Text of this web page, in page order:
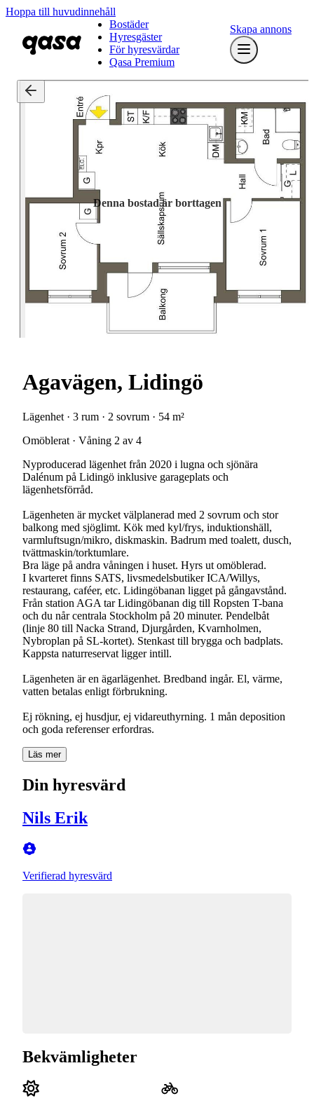
Hoppa till huvudinnehåll
Bostäder
Hyresgäster
För hyresvärdar
Qasa Premium
Skapa annons
Denna bostad är borttagen
Agavägen, Lidingö
Lägenhet · 3 rum · 2 sovrum · 54 m²
Omöblerat · Våning 2 av 4
Nyproducerad lägenhet från 2020 i lugna och sjönära
Dalénum på Lidingö inklusive garageplats och
lägenhetsförråd.
Lägenheten är mycket välplanerad med 2 sovrum och stor
balkong med sjöglimt. Kök med kyl/frys, induktionshäll,
varmluftsugn/mikro, diskmaskin. Badrum med toalett, dusch,
tvättmaskin/torktumlare.
Bra läge på andra våningen i huset. Hyrs ut omöblerad.
I kvarteret finns SATS, livsmedelsbutiker ICA/Willys,
restaurang, caféer, etc. Lidingöbanan ligget på gångavstånd.
Från station AGA tar Lidingöbanan dig till Ropsten T-bana
och du når centrala Stockholm på 20 minuter. Pendelbåt
(linje 80 till Nacka Strand, Djurgården, Kvarnholmen,
Nybroplan på SL-kortet). Stenkast till brygga och badplats.
Kappsta naturreservat ligger intill.
Lägenheten är en ägarlägenhet. Bredband ingår. El, värme,
vatten betalas enligt förbrukning.
Ej rökning, ej husdjur, ej vidareuthyrning. 1 mån deposition
och goda referenser erfordras.
Läs mer
Din hyresvärd
Nils Erik
Verifierad hyresvärd
Bekvämligheter